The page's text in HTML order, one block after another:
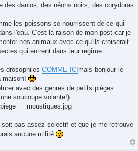
des danios, des néons noirs, des corydoras
les poissons se nourrissent de ce qui
l'eau. C'est la raison de mon post car je
nos animaux avec ce qu'ils croiserait
qui entrent dans leur regime
drosophiles COMME ICImais bonjour le
maison!
avec des genres de petits pièges
soucoupe volante!)
pas assez selectif et que je me retrouve
aucune utilité